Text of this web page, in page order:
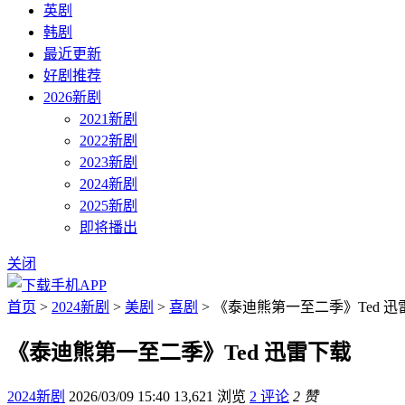
英剧
韩剧
最近更新
好剧推荐
2026新剧
2021新剧
2022新剧
2023新剧
2024新剧
2025新剧
即将播出
关闭
首页 > 2024新剧 > 美剧 > 喜剧 > 《泰迪熊第一至二季》Ted 迅
《泰迪熊第一至二季》Ted 迅雷下载
2024新剧 2026/03/09 15:40 13,621 浏览 2 评论 2 赞